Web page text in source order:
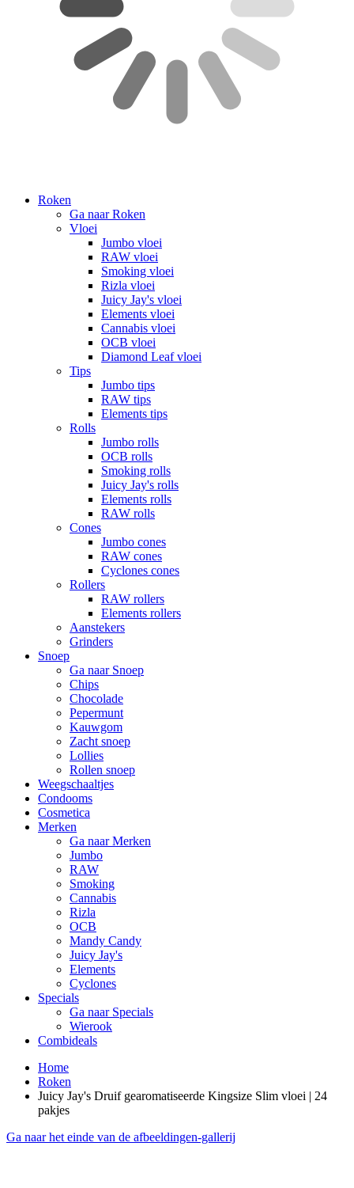
Roken
Ga naar Roken
Vloei
Jumbo vloei
RAW vloei
Smoking vloei
Rizla vloei
Juicy Jay's vloei
Elements vloei
Cannabis vloei
OCB vloei
Diamond Leaf vloei
Tips
Jumbo tips
RAW tips
Elements tips
Rolls
Jumbo rolls
OCB rolls
Smoking rolls
Juicy Jay's rolls
Elements rolls
RAW rolls
Cones
Jumbo cones
RAW cones
Cyclones cones
Rollers
RAW rollers
Elements rollers
Aanstekers
Grinders
Snoep
Ga naar Snoep
Chips
Chocolade
Pepermunt
Kauwgom
Zacht snoep
Lollies
Rollen snoep
Weegschaaltjes
Condooms
Cosmetica
Merken
Ga naar Merken
Jumbo
RAW
Smoking
Cannabis
Rizla
OCB
Mandy Candy
Juicy Jay's
Elements
Cyclones
Specials
Ga naar Specials
Wierook
Combideals
Home
Roken
Juicy Jay's Druif gearomatiseerde Kingsize Slim vloei | 24
pakjes
Ga naar het einde van de afbeeldingen-gallerij